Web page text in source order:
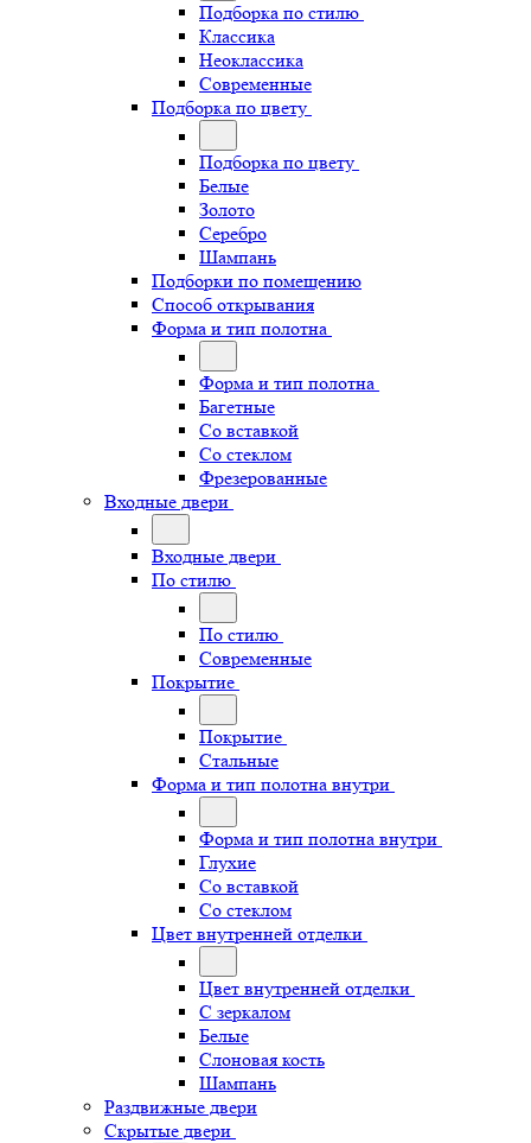
Подборка по стилю
Классика
Неоклассика
Современные
Подборка по цвету
Подборка по цвету
Белые
Золото
Серебро
Шампань
Подборки по помещению
Способ открывания
Форма и тип полотна
Форма и тип полотна
Багетные
Со вставкой
Со стеклом
Фрезерованные
Входные двери
Входные двери
По стилю
По стилю
Современные
Покрытие
Покрытие
Стальные
Форма и тип полотна внутри
Форма и тип полотна внутри
Глухие
Со вставкой
Со стеклом
Цвет внутренней отделки
Цвет внутренней отделки
С зеркалом
Белые
Слоновая кость
Шампань
Раздвижные двери
Скрытые двери